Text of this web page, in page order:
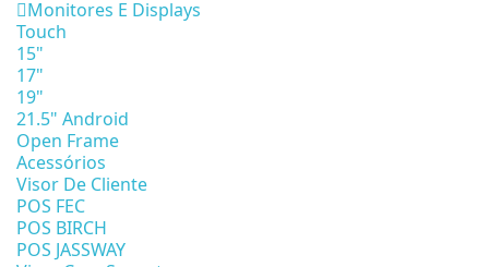
Monitores E Displays
Touch
15"
17"
19"
21.5" Android
Open Frame
Acessórios
Visor De Cliente
POS FEC
POS BIRCH
POS JASSWAY